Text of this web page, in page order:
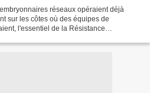
réseaux opéraient déjà
sur les côtes où des équipes de
l'essentiel de la Résistance